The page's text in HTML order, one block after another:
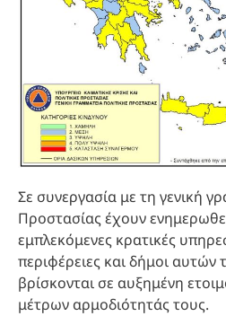
Σε συνεργασία με τη γενική
Προστασίας έχουν
εμπλεκόμενες κρατικές
περιφέρειες και δήμοι
βρίσκονται σε αυξημένη
μέτρων αρμοδιότητάς τους.